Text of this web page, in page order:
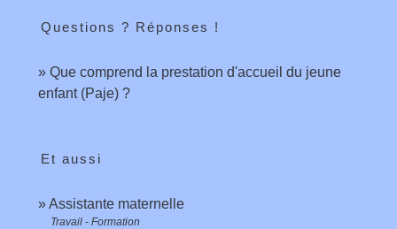
Questions ? Réponses !
Que comprend la prestation d'accueil du jeune
enfant (Paje) ?
Et aussi
Assistante maternelle
Travail - Formation